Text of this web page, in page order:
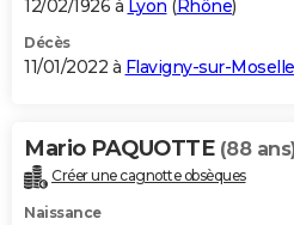
12/02/1926 à Lyon ( Rhône)
Décès
11/01/2022 à Flavigny-sur-Moselle
Mario PAQUOTTE (88
Créer une cagnotte obsèques
Naissance